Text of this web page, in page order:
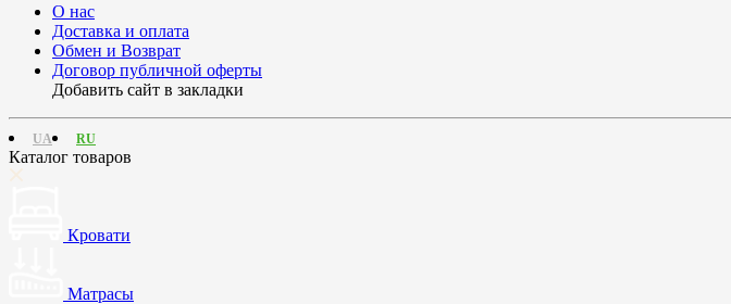
О нас
Доставка и оплата
Обмен и Возврат
Договор публичной оферты
Добавить сайт в закладки
RU
UA
Каталог товаров
Кровати
Матрасы